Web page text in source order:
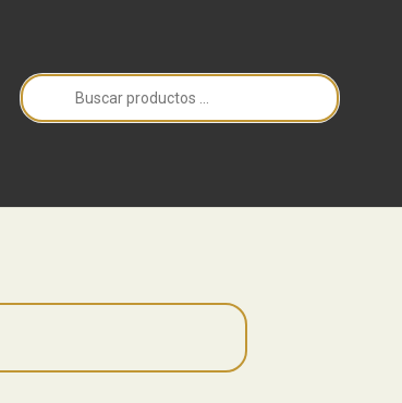
Búsqueda
de
productos